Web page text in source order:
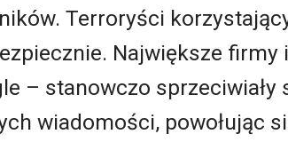
Terroryści
Największe
– stanowczo
wiadomości, powołując